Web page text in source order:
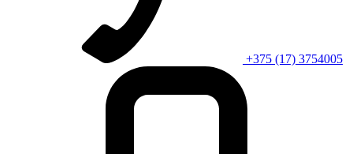
+375 (17) 3754005